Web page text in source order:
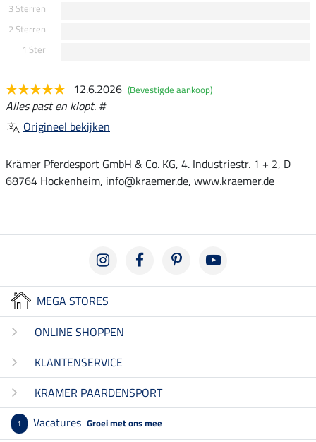
3 Sterren
2 Sterren
1 Ster
12.6.2026 (Bevestigde aankoop)
Alles past en klopt. #
Origineel bekijken
Krämer Pferdesport GmbH & Co. KG, 4. Industriestr. 1 + 2, D
68764 Hockenheim, info@kraemer.de, www.kraemer.de
MEGA STORES
ONLINE SHOPPEN
KLANTENSERVICE
KRAMER PAARDENSPORT
1 Vacatures Groei met ons mee